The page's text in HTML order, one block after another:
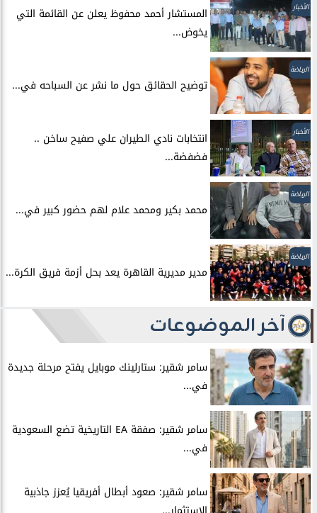
الأخبار
المستشار أحمد محفوظ يعلن عن القائمة التي
يخوض...
الرياضة
توضيح الحقائق حول ما نشر عن السباحه في...
الأخبار
انتخابات نادي الطيران علي صفيح ساخن ..
فضفضة...
الرياضة
محمد بكير ومحمد علام لهم حضور كبير في...
الرياضة
مدير مديرية القاهرة يعد بحل أزمة فريق الكرة...
آخر الموضوعات
سامر شقير: ستارلينك موبايل يفتح مرحلة جديدة
في...
سامر شقير: صفقة EA التاريخية تضع السعودية
في...
سامر شقير: صعود أبطال أفريقيا يُعزز جاذبية